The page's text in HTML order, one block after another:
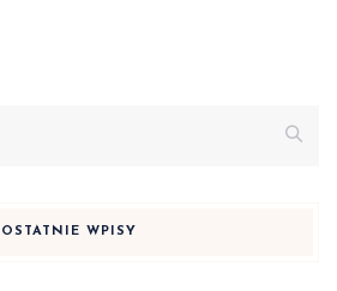
OSTATNIE WPISY